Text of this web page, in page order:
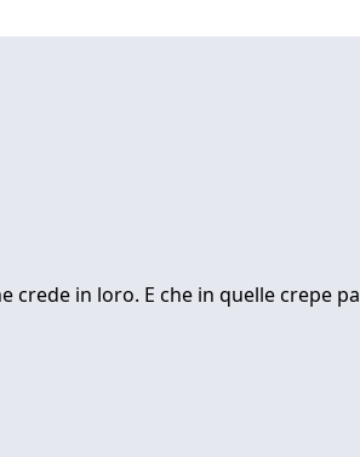
in loro. E che in quelle crepe